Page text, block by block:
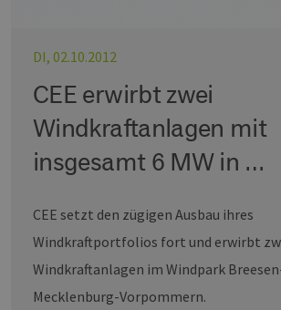
DI, 02.10.2012
CEE erwirbt zwei
Windkraftanlagen mit
insgesamt 6 MW in …
CEE setzt den zügigen Ausbau ihres
Windkraftportfolios fort und erwirbt
Windkraftanlagen im Windpark
Mecklenburg-Vorpommern.